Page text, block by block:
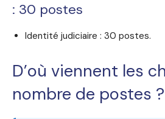
: 30 postes
Identité judiciaire : 30 postes.
D’où viennent les
nombre de postes ?